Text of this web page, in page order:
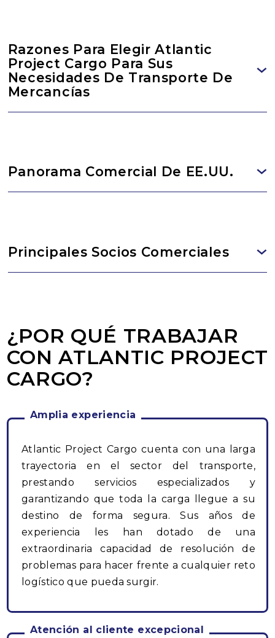
Razones Para Elegir Atlantic
Project Cargo Para Sus
Necesidades De Transporte De
Mercancías
Panorama Comercial De EE.UU.
Principales Socios Comerciales
¿POR QUÉ TRABAJAR
CON ATLANTIC PROJECT
CARGO?
Amplia experiencia
Atlantic Project Cargo cuenta con una larga
trayectoria en el sector del transporte,
prestando servicios especializados y
garantizando que toda la carga llegue a su
destino de forma segura. Sus años de
experiencia les han dotado de una
extraordinaria capacidad de resolución de
problemas para hacer frente a cualquier reto
logístico que pueda surgir.
Atención al cliente excepcional